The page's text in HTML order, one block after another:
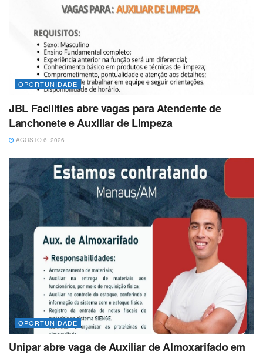
OPORTUNIDADE
JBL Facilities abre vagas para Atendente de
Lanchonete e Auxiliar de Limpeza
AGOSTO 6, 2026
OPORTUNIDADE
Unipar abre vaga de Auxiliar de Almoxarifado em